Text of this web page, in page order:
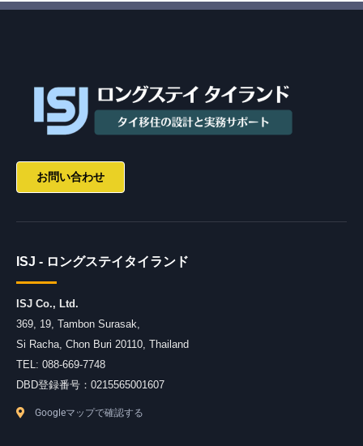
お問い合わせ
ISJ - ロングステイタイランド
ISJ Co., Ltd.
369, 19, Tambon Surasak,
Si Racha, Chon Buri 20110,
Thailand
TEL: 088-669-7748
DBD登録番号：0215565001607
Googleマップで確認する